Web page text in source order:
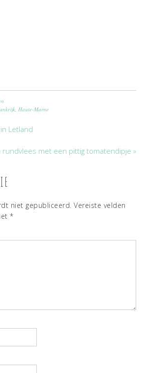
,Haute-Marne
Letland
rundvlees met een pittig tomatendipje »
niet gepubliceerd. Vereiste velden
*